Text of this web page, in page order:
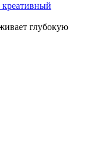
глубокую